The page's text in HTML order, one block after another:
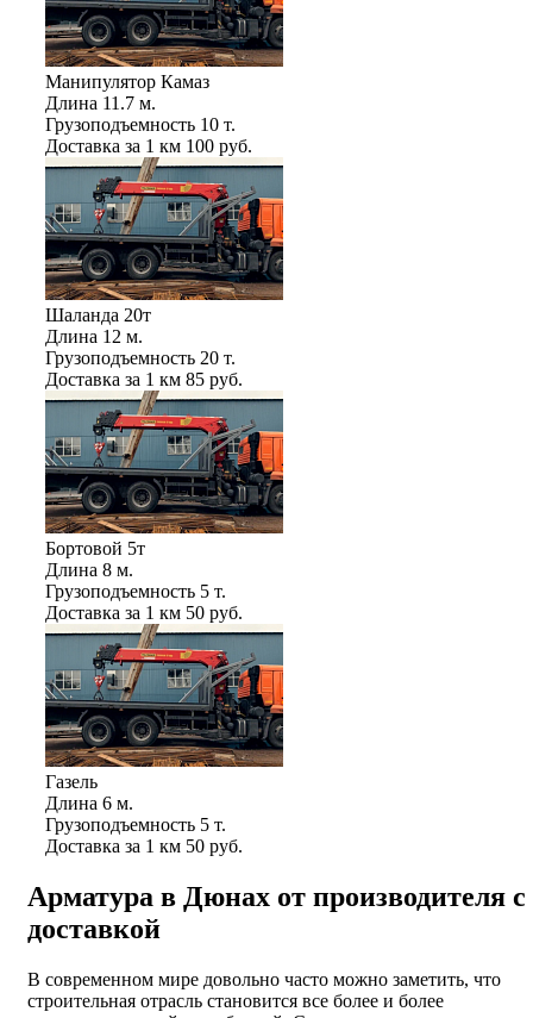
Манипулятор Камаз
Длина 11.7 м.
Грузоподъемность 10 т.
Доставка за 1 км 100 руб.
Шаланда 20т
Длина 12 м.
Грузоподъемность 20 т.
Доставка за 1 км 85 руб.
Бортовой 5т
Длина 8 м.
Грузоподъемность 5 т.
Доставка за 1 км 50 руб.
Газель
Длина 6 м.
Грузоподъемность 5 т.
Доставка за 1 км 50 руб.
Арматура в Дюнах от производителя с
доставкой
В современном мире довольно часто можно заметить, что
строительная отрасль становится все более и более